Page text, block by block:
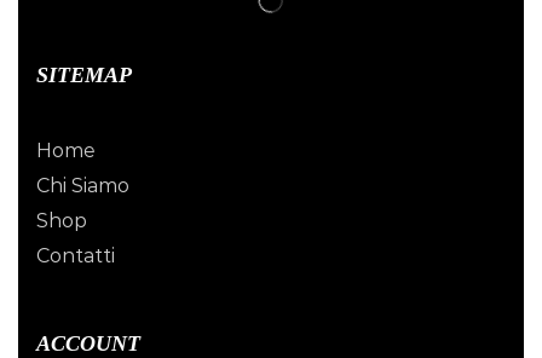
SITEMAP
Home
Chi Siamo
Shop
Contatti
ACCOUNT